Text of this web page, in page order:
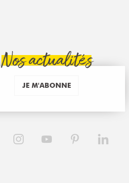
Nos actualités
JE M'ABONNE